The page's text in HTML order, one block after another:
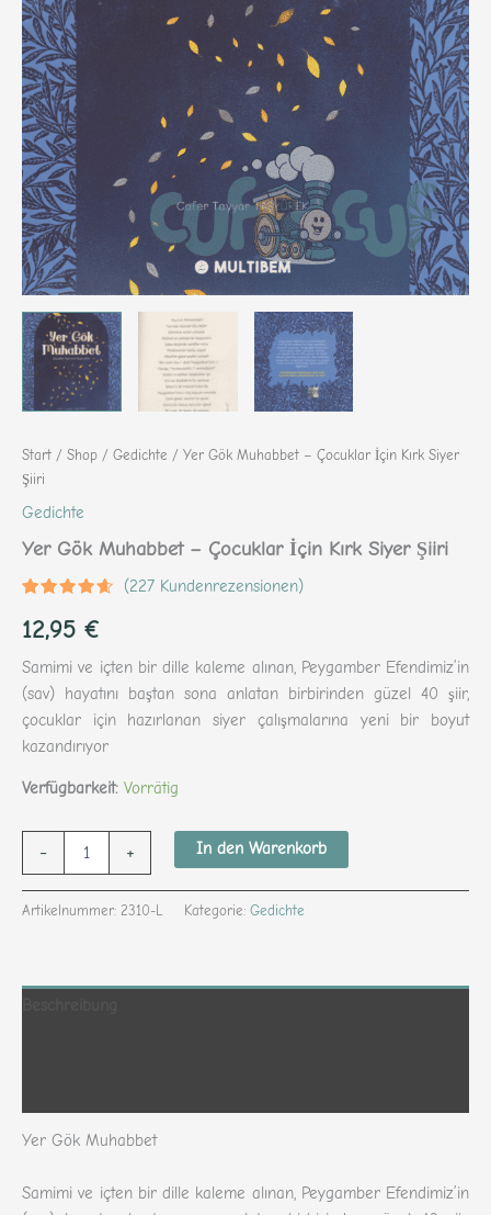
Start / Shop / Gedichte / Yer Gök Muhabbet – Çocuklar İçin Kırk Siyer
Şiiri
Gedichte
Yer Gök Muhabbet – Çocuklar İçin Kırk Siyer Şiiri
mit4.41
von 5,
auf
Kundenbewertungen
(227Kundenrezensionen)
12,95 €
Samimi ve içten bir dille kaleme alınan, Peygamber Efendimiz’in
(sav) hayatını baştan sona anlatan birbirinden güzel 40 şiir,
çocuklar için hazırlanan siyer çalışmalarına yeni bir boyut
kazandırıyor
Verfügbarkeit: Vorrätig
- + In den Warenkorb
Artikelnummer: 2310-L Kategorie: Gedichte
Yer Gök Muhabbet
Samimi ve içten bir dille kaleme alınan, Peygamber Efendimiz’in